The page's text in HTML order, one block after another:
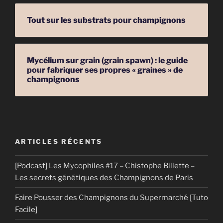
Tout sur les substrats pour champignons
Mycélium sur grain (grain spawn) : le guide
pour fabriquer ses propres « graines » de
champignons
ARTICLES RÉCENTS
[Podcast] Les Mycophiles #17 – Chistophe Billette –
Les secrets génétiques des Champignons de Paris
Faire Pousser des Champignons du Supermarché [Tuto
Facile]